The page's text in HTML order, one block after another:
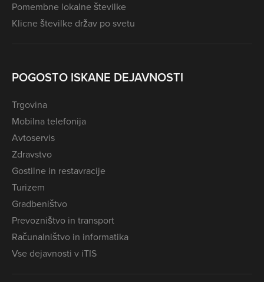
Pomembne lokalne številke
Klicne številke držav po svetu
POGOSTO ISKANE DEJAVNOSTI
Trgovina
Mobilna telefonija
Avtoservis
Zdravstvo
Gostilne in restavracije
Turizem
Gradbeništvo
Prevozništvo in transport
Računalništvo in informatika
Vse dejavnosti v iTIS